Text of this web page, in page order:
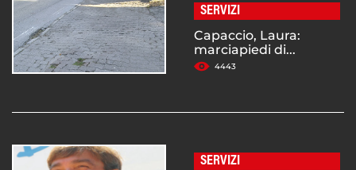
SERVIZI
Capaccio, Laura:
marciapiedi di...
4443
SERVIZI